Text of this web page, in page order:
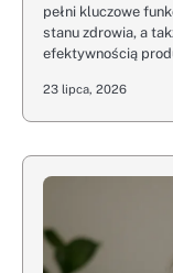
pełni kluczowe
stanu zdrowia, a
efektywnością
23 lipca, 2026